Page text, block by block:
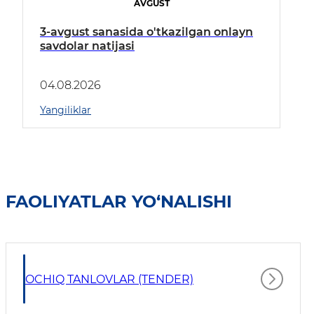
AVGUST
3-avgust sanasida o'tkazilgan onlayn
savdolar natijasi
04.08.2026
Yangiliklar
FAOLIYATLAR YO‘NALISHI
OCHIQ TANLOVLAR (TENDER)